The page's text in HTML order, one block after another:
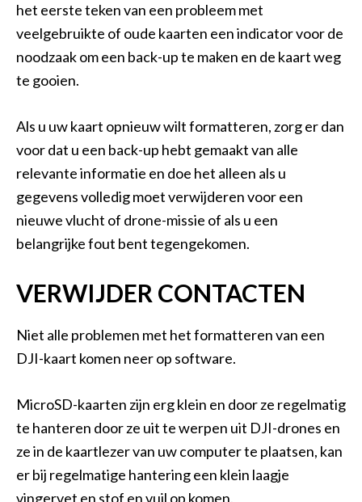
het eerste teken van een probleem met
veelgebruikte of oude kaarten een indicator voor de
noodzaak om een back-up te maken en de kaart weg
te gooien.
Als u uw kaart opnieuw wilt formatteren, zorg er dan
voor dat u een back-up hebt gemaakt van alle
relevante informatie en doe het alleen als u
gegevens volledig moet verwijderen voor een
nieuwe vlucht of drone-missie of als u een
belangrijke fout bent tegengekomen.
VERWIJDER CONTACTEN
Niet alle problemen met het formatteren van een
DJI-kaart komen neer op software.
MicroSD-kaarten zijn erg klein en door ze regelmatig
te hanteren door ze uit te werpen uit DJI-drones en
ze in de kaartlezer van uw computer te plaatsen, kan
er bij regelmatige hantering een klein laagje
vingervet en stof en vuil op komen.